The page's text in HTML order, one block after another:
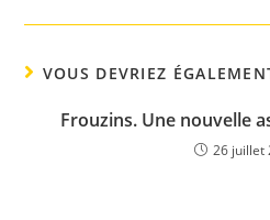
VOUS DEVRIEZ
Frouzins. Une nouvelle
26 juillet